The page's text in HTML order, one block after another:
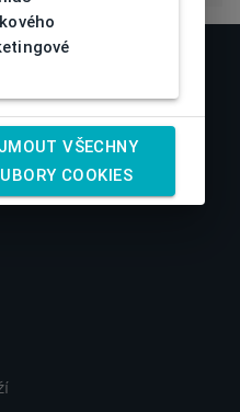
VŠECHNY
COOKIES